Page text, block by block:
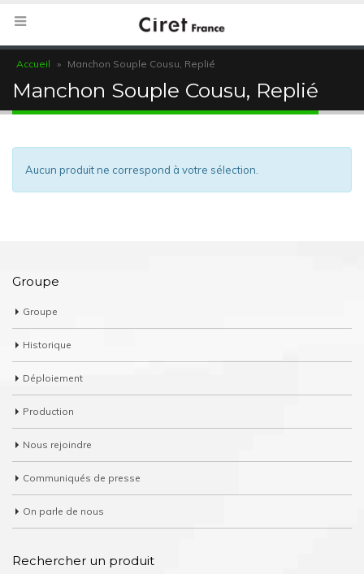
Accueil » Manchon Souple Cousu, Replié
Manchon Souple Cousu, Replié
Aucun produit ne correspond à votre sélection.
Groupe
Groupe
Historique
Déploiement
Production
Nous rejoindre
Communiqués de presse
On parle de nous
Rechercher un produit